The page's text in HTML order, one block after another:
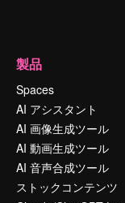
製品
Spaces
AI アシスタント
AI 画像生成ツール
AI 動画生成ツール
AI 音声合成ツール
ストックコンテンツ